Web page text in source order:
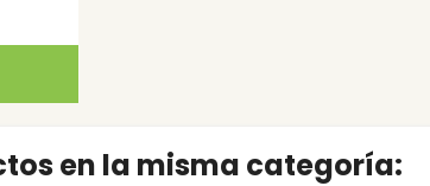
en la misma categoría: